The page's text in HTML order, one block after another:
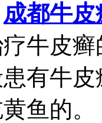
成都牛
牛皮
有牛
鱼的。